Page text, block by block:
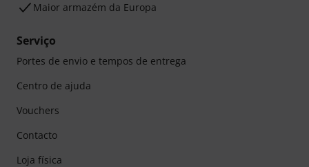
Maior armazém da Europa
Serviço
Portes de envio e tempos de entrega
Centro de ajuda
Vouchers
Contacto
Loja física